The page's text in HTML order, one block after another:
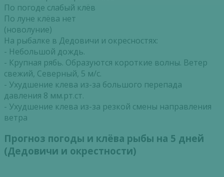
По погоде слабый клёв
По луне клёва нет
(новолуние)
На рыбалке в Дедовичи и окресностях:
- Небольшой дождь.
- Крупная рябь. Образуются короткие волны. Ветер
свежий, Северный, 5 м/с.
- Ухудшение клева из-за большого перепада
давления 8 мм.рт.ст.
- Ухудшение клева из-за резкой смены направления
ветра
Прогноз погоды и клёва рыбы на 5 дней
(Дедовичи и окрестности)